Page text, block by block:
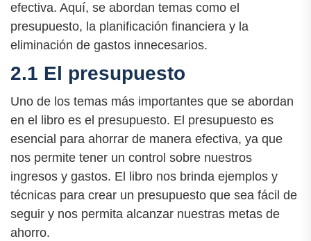
efectiva. Aquí, se abordan temas como el
presupuesto, la planificación financiera y la
eliminación de gastos innecesarios.
2.1 El presupuesto
Uno de los temas más importantes que se abordan
en el libro es el presupuesto. El presupuesto es
esencial para ahorrar de manera efectiva, ya que
nos permite tener un control sobre nuestros
ingresos y gastos. El libro nos brinda ejemplos y
técnicas para crear un presupuesto que sea fácil de
seguir y nos permita alcanzar nuestras metas de
ahorro.